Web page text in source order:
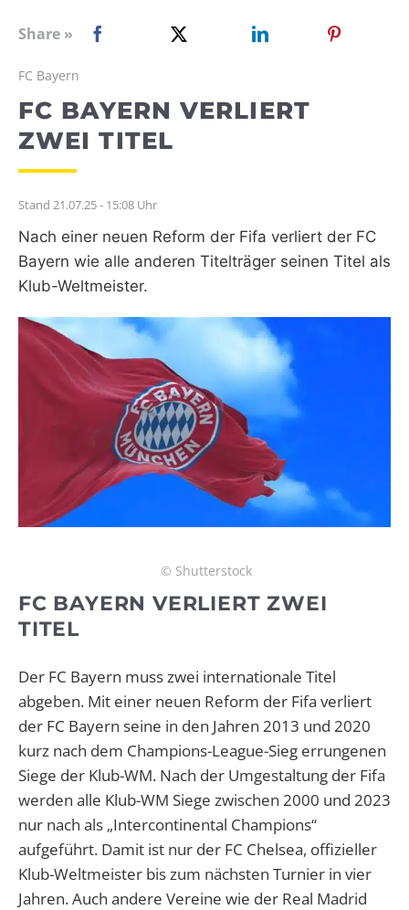
WEBRADIO
Share »
FC Bayern
FC BAYERN VERLIERT
ZWEI TITEL
Stand 21.07.25 - 15:08 Uhr
Nach einer neuen Reform der Fifa verliert der FC
Bayern wie alle anderen Titelträger seinen Titel als
Klub-Weltmeister.
© Shutterstock
FC BAYERN VERLIERT ZWEI
TITEL
Der FC Bayern muss zwei internationale Titel
abgeben. Mit einer neuen Reform der Fifa verliert
der FC Bayern seine in den Jahren 2013 und 2020
kurz nach dem Champions-League-Sieg errungenen
Siege der Klub-WM. Nach der Umgestaltung der Fifa
werden alle Klub-WM Siege zwischen 2000 und 2023
nur nach als „Intercontinental Champions“
aufgeführt. Damit ist nur der FC Chelsea, offizieller
Klub-Weltmeister bis zum nächsten Turnier in vier
Jahren. Auch andere Vereine wie der Real Madrid